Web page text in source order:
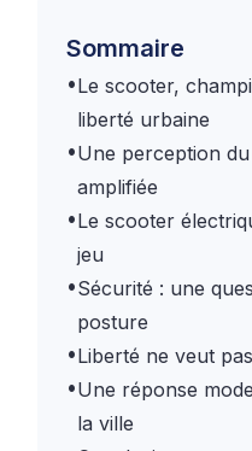
Sommaire
•Le scooter,
liberté urbaine
•Une perception
amplifiée
•Le scooter
jeu
•Sécurité : une
posture
•Liberté ne veut
•Une réponse
la ville